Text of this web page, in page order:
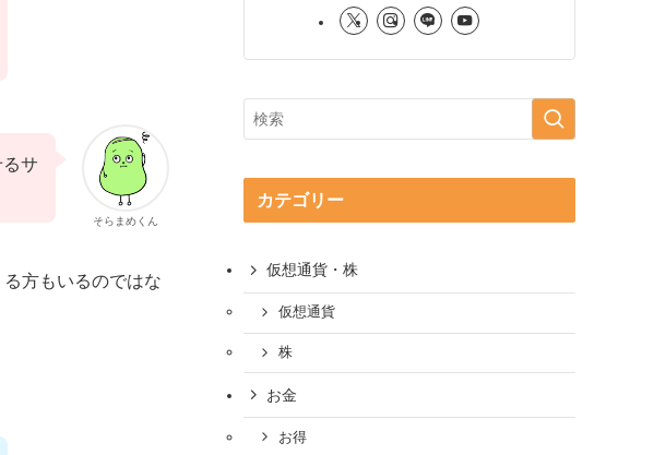
そらまめくん
サ
方もいるのではな
カテゴリー
仮想通貨・株
仮想通貨
株
お金
お得